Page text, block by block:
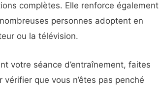
complètes. Elle renforce également
personnes adoptent en
ou la télévision.
votre séance d’entraînement, faites
vérifier que vous n’êtes pas penché